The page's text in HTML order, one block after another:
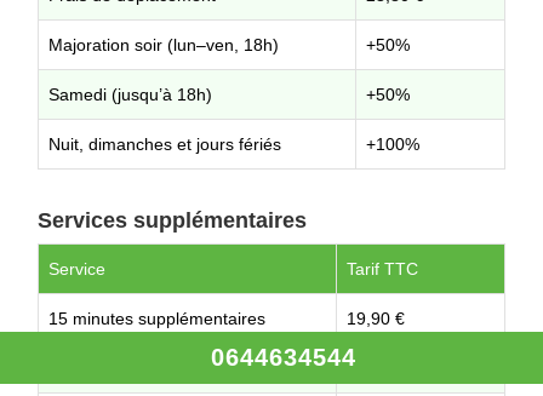
Majoration soir (lun–ven, 18h) +50%
Samedi (jusqu’à 18h) +50%
Nuit, dimanches et jours fériés +100%
Services supplémentaires
Service Tarif TTC
15 minutes supplémentaires 19,90 €
à partir de 49 €
0644634544